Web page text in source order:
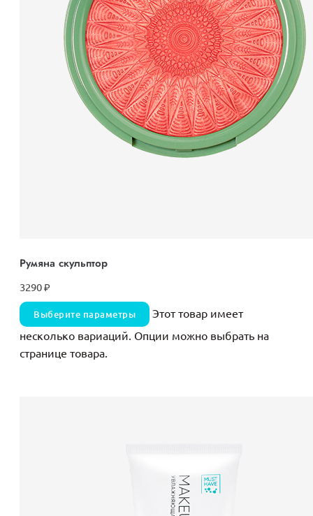
Румяна скульптор
3290₽
Выберите параметры
Этот товар имеет
несколько вариаций. Опции можно выбрать на
странице товара.